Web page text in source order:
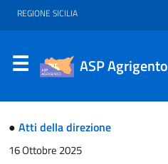
REGIONE SICILIA
ASP Agrigento
● Atti della direzione
16 Ottobre 2025